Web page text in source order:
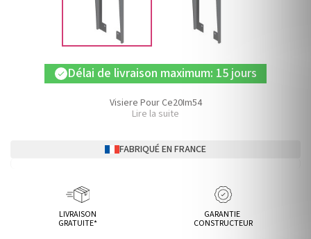
check Délai de livraison maximum: 15 jours
Visiere Pour Ce20Im54
Lire la suite
FABRIQUÉ EN FRANCE
LIVRAISON
GRATUITE*
GARANTIE
CONSTRUCTEUR